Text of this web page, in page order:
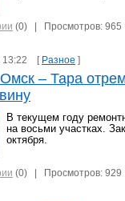
(0) | Просмотров: 965
13:22 [ Разное ]
– Тара
В текущем году
на восьми участках.
октября.
(0) | Просмотров: 929